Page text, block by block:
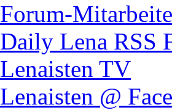
Forum-
Daily Lena RSS
Lenaisten TV
Lenaisten @